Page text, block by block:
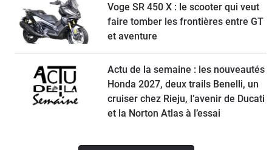
Voge SR 450 X : le scooter qui veut
faire tomber les frontières entre GT
et aventure
Actu de la semaine : les nouveautés
Honda 2027, deux trails Benelli, un
cruiser chez Rieju, l’avenir de Ducati
et la Norton Atlas à l’essai